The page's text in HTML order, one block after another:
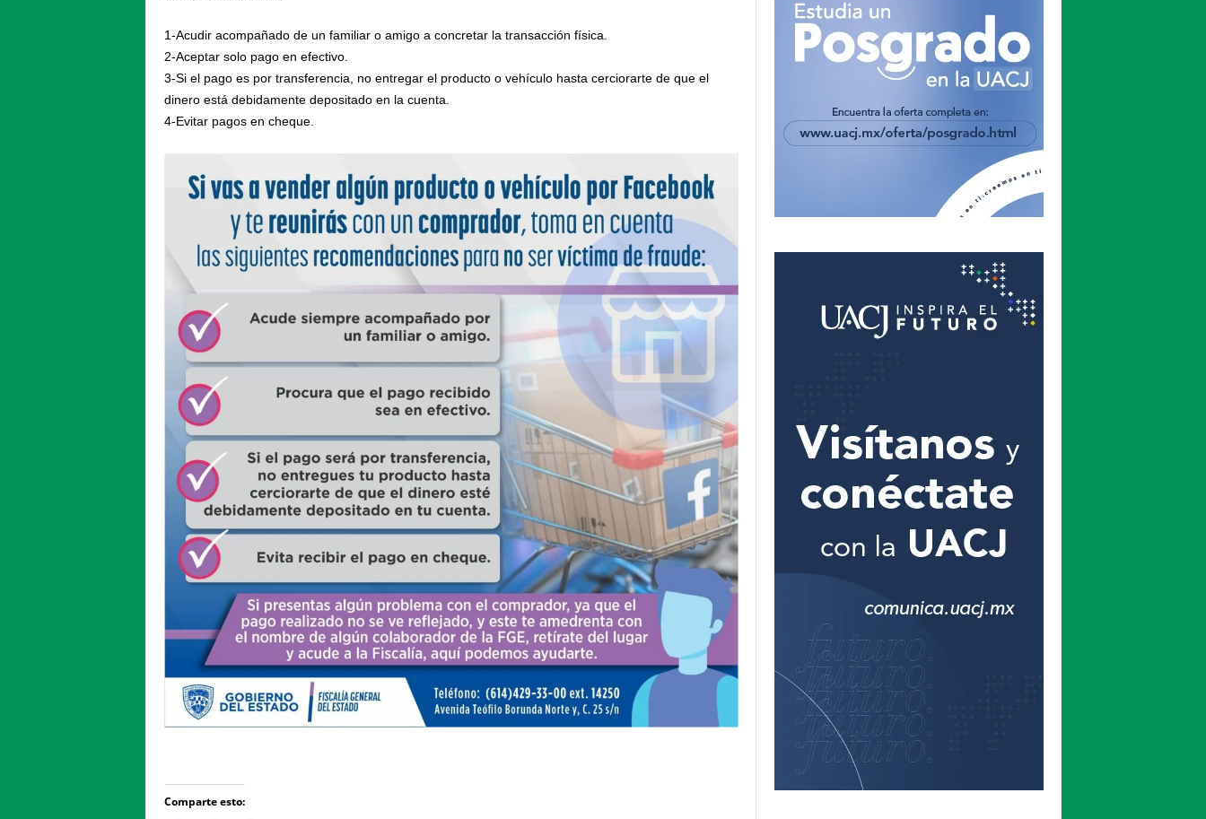
1-​Acudir acompañado de un familiar o amigo a concretar la transacción física.
2-​Aceptar solo pago en efectivo.
3-​Si el pago es por transferencia, no entregar el producto o vehículo hasta cerciorarte de que el
dinero está debidamente depositado en la cuenta.
4-​Evitar pagos en cheque.
Comparte esto: